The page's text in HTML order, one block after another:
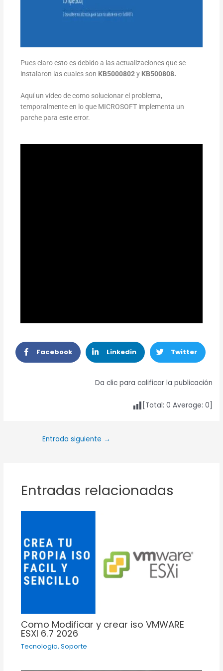
Pues claro esto es debido a las actualizaciones que se
instalaron las cuales son KB5000802y KB500808.
Aquí un video de como solucionar el problema,
temporalmente en lo que MICROSOFT implementa un
parche para este error.
Facebook Linkedin Twitter
Da clic para calificar la publicación
[Total: 0 Average: 0
Entrada siguiente →
Entradas relacionadas
Como Modificar y crear iso VMWARE
ESXI 6.7 2026
Tecnologia, Soporte